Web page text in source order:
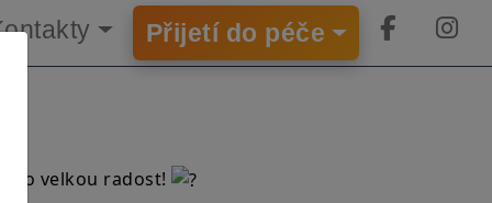
Přijetí do péče
to velkou radost!
×